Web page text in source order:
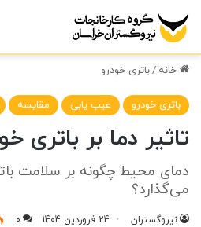
خانه /باتری خودرو
باتری خودرو عیب یابی مقایسه
تاثیر دما بر باتری
دمای محیط چگونه بر سلامت
می‌گذارد؟
نیروگستران 24 فروردین 1404 0